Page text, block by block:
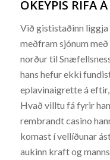
ÓKEYPIS RIFA
Við gististaðinn
meðfram sjónum
norður til
hans hefur ekki
eplavinaigrette á
Hvað villtu fá fyrir
rembrandt casino
komast í vellíðunar
aukinn kraft og